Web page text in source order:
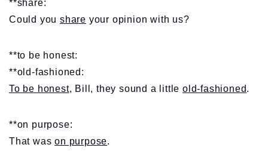
**share:
Could youshare your opinion with us?
**to be honest:
**old-fashioned:
To be honest, Bill, they sound a littleold-fashioned.
**on purpose:
That wason purpose.